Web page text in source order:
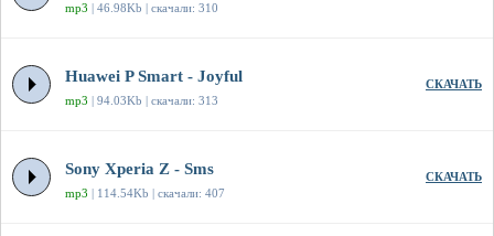
mp3 | 46.98Kb | скачали: 310
Huawei P Smart - Joyful
mp3 | 94.03Kb | скачали: 313
СКАЧАТЬ
Sony Xperia Z - Sms
mp3 | 114.54Kb | скачали: 407
СКАЧАТЬ